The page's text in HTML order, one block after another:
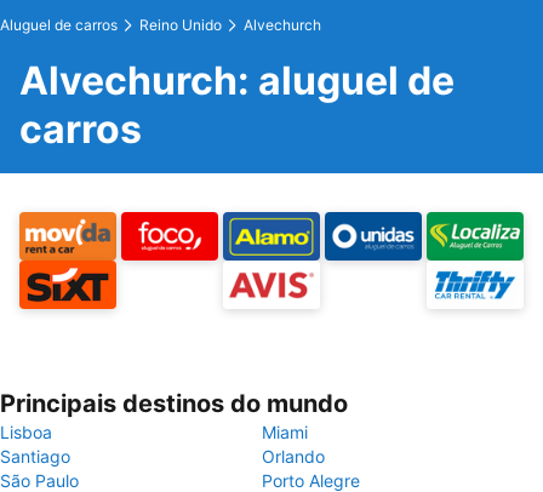
Aluguel de carros Reino Unido Alvechurch
Alvechurch: aluguel de
carros
Principais destinos do mundo
Lisboa
Miami
Santiago
Orlando
São Paulo
Porto Alegre